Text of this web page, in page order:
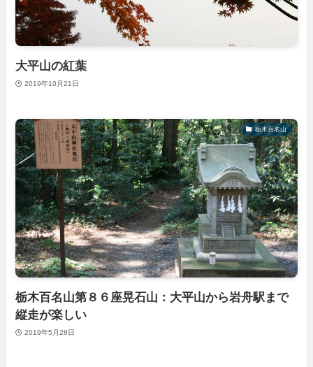
大平山の紅葉
2019年10月21日
栃木百名山
栃木百名山第８６座晃石山：大平山から岩舟駅まで
縦走が楽しい
2019年5月28日